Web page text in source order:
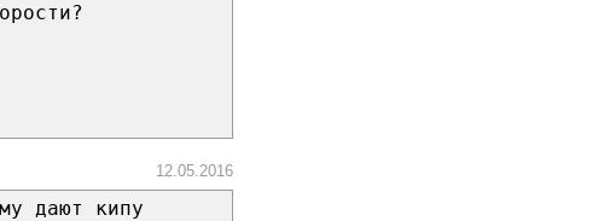
12.05.2016
дают кипу